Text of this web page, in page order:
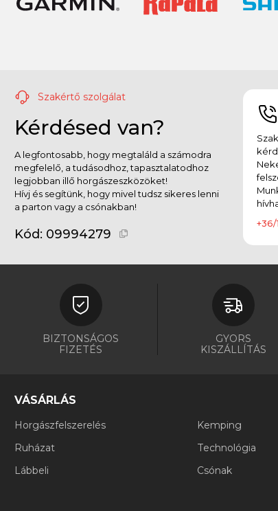
Szakértő szolgálat
Kérdésed van?
A legfontosabb, hogy megtaláld a számodra
megfelelő, a tudásodhoz, tapasztalatodhoz
legjobban illő horgászeszközöket!
Hívj és segítünk, hogy mivel tudsz sikeres lenni
a parton vagy a csónakban!
Kód: 09994279
+36/
BIZTONSÁGOS
FIZETÉS
GYORS
KISZÁLLÍTÁS
VÁSÁRLÁS
Horgászfelszerelés
Ruházat
Lábbeli
Kemping
Technológia
Csónak